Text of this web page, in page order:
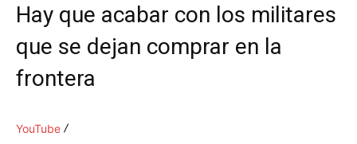
Hay que acabar con los militares
que se dejan comprar en la
frontera
YouTube